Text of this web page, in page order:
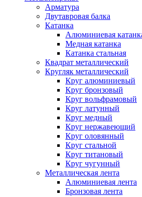
Арматура
Двутавровая балка
Катанка
Алюминиевая
Медная катанка
Катанка стальная
Квадрат металлический
Кругляк металлический
Круг алюминиевый
Круг бронзовый
Круг вольфрамовый
Круг латунный
Круг медный
Круг нержавеющий
Круг оловянный
Круг стальной
Круг титановый
Круг чугунный
Металлическая лента
Алюминиевая лента
Бронзовая лента